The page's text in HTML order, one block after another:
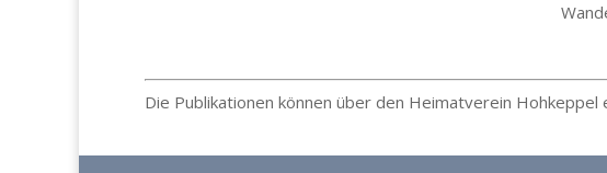
Die Publikationen können über den Heimatverein